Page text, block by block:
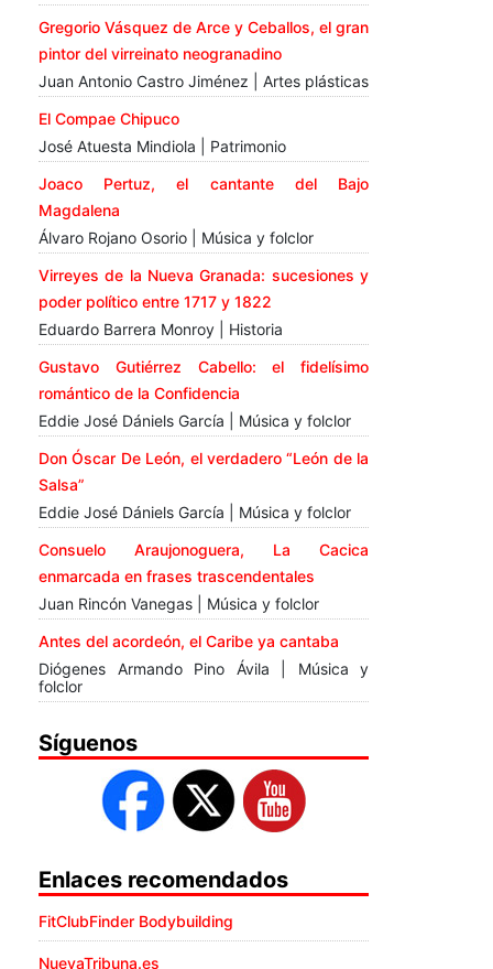
Gregorio Vásquez de Arce y Ceballos, el gran
pintor del virreinato neogranadino
Juan Antonio Castro Jiménez | Artes plásticas
El Compae Chipuco
José Atuesta Mindiola | Patrimonio
Joaco Pertuz, el cantante del Bajo
Magdalena
Álvaro Rojano Osorio | Música y folclor
Virreyes de la Nueva Granada: sucesiones y
poder político entre 1717 y 1822
Eduardo Barrera Monroy | Historia
Gustavo Gutiérrez Cabello: el fidelísimo
romántico de la Confidencia
Eddie José Dániels García | Música y folclor
Don Óscar De León, el verdadero “León de la
Salsa”
Eddie José Dániels García | Música y folclor
Consuelo Araujonoguera, La Cacica
enmarcada en frases trascendentales
Juan Rincón Vanegas | Música y folclor
Antes del acordeón, el Caribe ya cantaba
Diógenes Armando Pino Ávila | Música y
folclor
Síguenos
Enlaces recomendados
FitClubFinder Bodybuilding
NuevaTribuna.es